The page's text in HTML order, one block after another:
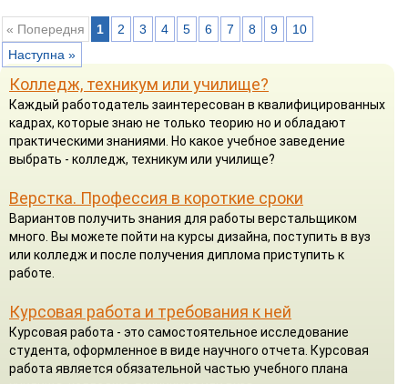
« Попередня 1 2 3 4 5 6 7 8 9
10
Наступна »
Колледж, техникум или училище?
Каждый работодатель заинтересован в квалифицированных
кадрах, которые знаю не только теорию но и обладают
практическими знаниями. Но какое учебное заведение
выбрать - колледж, техникум или училище?
Верстка. Профессия в короткие сроки
Вариантов получить знания для работы верстальщиком
много. Вы можете пойти на курсы дизайна, поступить в вуз
или колледж и после получения диплома приступить к
работе.
Курсовая работа и требования к ней
Курсовая работа - это самостоятельное исследование
студента, оформленное в виде научного отчета. Курсовая
работа является обязательной частью учебного плана